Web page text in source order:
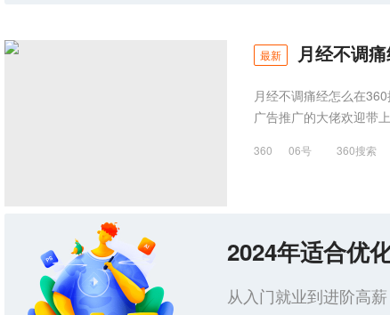
最新 月经不调
月经不调痛经怎么在
广告推广的大佬欢迎带
360 06号 360搜索
2024年适合优
从入门就业到进阶高